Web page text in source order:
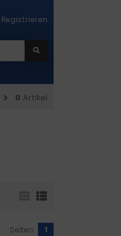
Registrieren
0 Artikel
Seiten: 1